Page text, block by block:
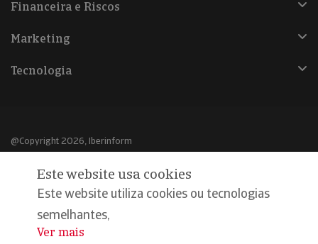
Financeira e Riscos
Marketing
Tecnologia
@Copyright 2026, Iberinform
Aviso legal
Política de cookies
Declaração de privacidade
Este website usa cookies
Este website utiliza cookies ou tecnologias
semelhantes,
...
Ver mais